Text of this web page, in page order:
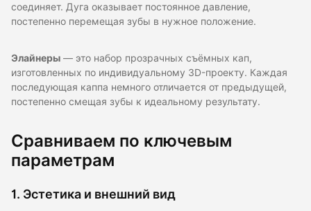
соединяет. Дуга оказывает постоянное давление,
постепенно перемещая зубы в нужное положение.
Элайнеры — это набор прозрачных съёмных кап,
изготовленных по индивидуальному 3D-проекту. Каждая
последующая каппа немного отличается от предыдущей,
постепенно смещая зубы к идеальному результату.
Сравниваем по ключевым
параметрам
1. Эстетика и внешний вид